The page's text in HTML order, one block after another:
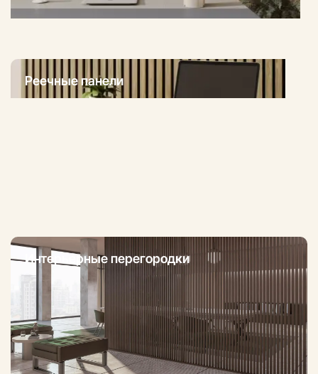
Реечные панели
Интерьерные перегородки